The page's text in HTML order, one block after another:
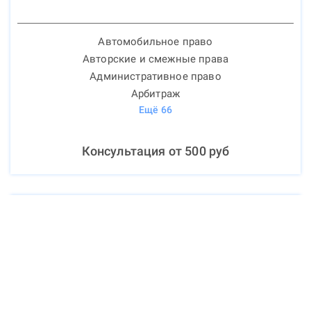
Автомобильное право
Авторские и смежные права
Административное право
Арбитраж
Ещё 66
Консультация от 500руб